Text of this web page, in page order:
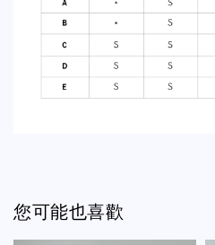
您可能也喜歡